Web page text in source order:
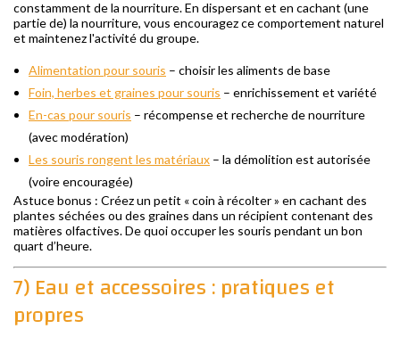
constamment de la nourriture. En dispersant et en cachant (une
partie de) la nourriture, vous encouragez ce comportement naturel
et maintenez l'activité du groupe.
Alimentation pour souris – choisir les aliments de base
Foin, herbes et graines pour souris – enrichissement et variété
En-cas pour souris – récompense et recherche de nourriture
(avec modération)
Les souris rongent les matériaux – la démolition est autorisée
(voire encouragée)
Astuce bonus : Créez un petit « coin à récolter » en cachant des
plantes séchées ou des graines dans un récipient contenant des
matières olfactives. De quoi occuper les souris pendant un bon
quart d’heure.
7) Eau et accessoires : pratiques et
propres